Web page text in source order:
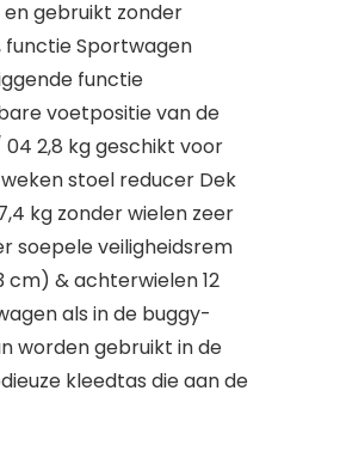
gebruikt zonder
functie Sportwagen
functie
voetpositie van de
2,8 kg geschikt voor
stoel reducer Dek
kg zonder wielen zeer
soepele veiligheidsrem
cm) & achterwielen 12
als in de buggy-
worden gebruikt in de
kleedtas die aan de